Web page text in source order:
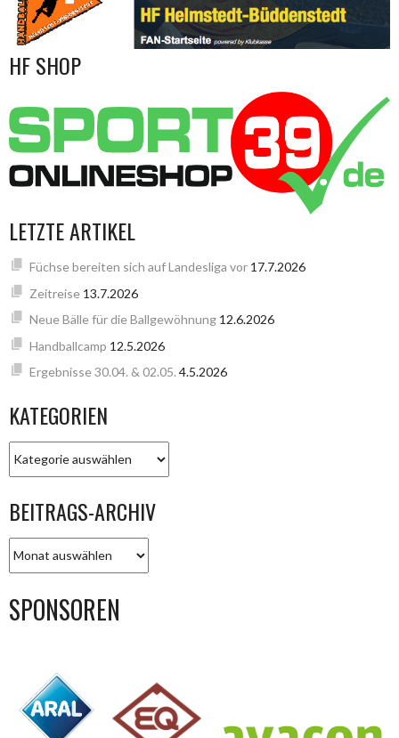
HF SHOP
LETZTE ARTIKEL
Füchse bereiten sich auf Landesliga vor 17.7.2026
Zeitreise 13.7.2026
Neue Bälle für die Ballgewöhnung 12.6.2026
Handballcamp 12.5.2026
Ergebnisse 30.04. & 02.05. 4.5.2026
KATEGORIEN
BEITRAGS-ARCHIV
ARCHIV
SPONSOREN